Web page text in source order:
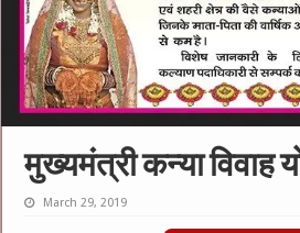
मुख्यमंत्री कन्या विवाह
March 29, 2019